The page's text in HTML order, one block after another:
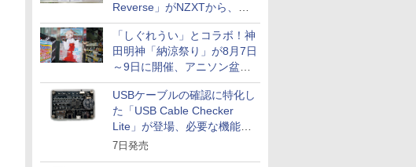
Reverse」がNZXTから、単
一フレーム採用
「しぐれうい」とコラボ！神
田明神「納涼祭り」が8月7日
～9日に開催、アニソン盆踊
りや屋台グルメなどもあり
USBケーブルの確認に特化し
た「USB Cable Checker
Lite」が登場、必要な機能を
凝縮しコンパクトに
7日発売